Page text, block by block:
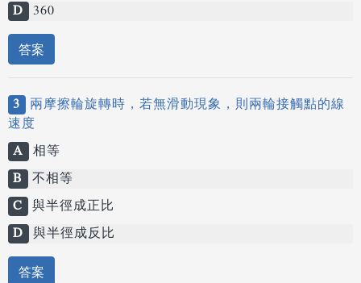
D 360
答案
3 兩摩擦輪旋轉時，若無滑動現象，則兩輪接觸點的線
速度
A 相等
B 不相等
C 與半徑成正比
D 與半徑成反比
答案